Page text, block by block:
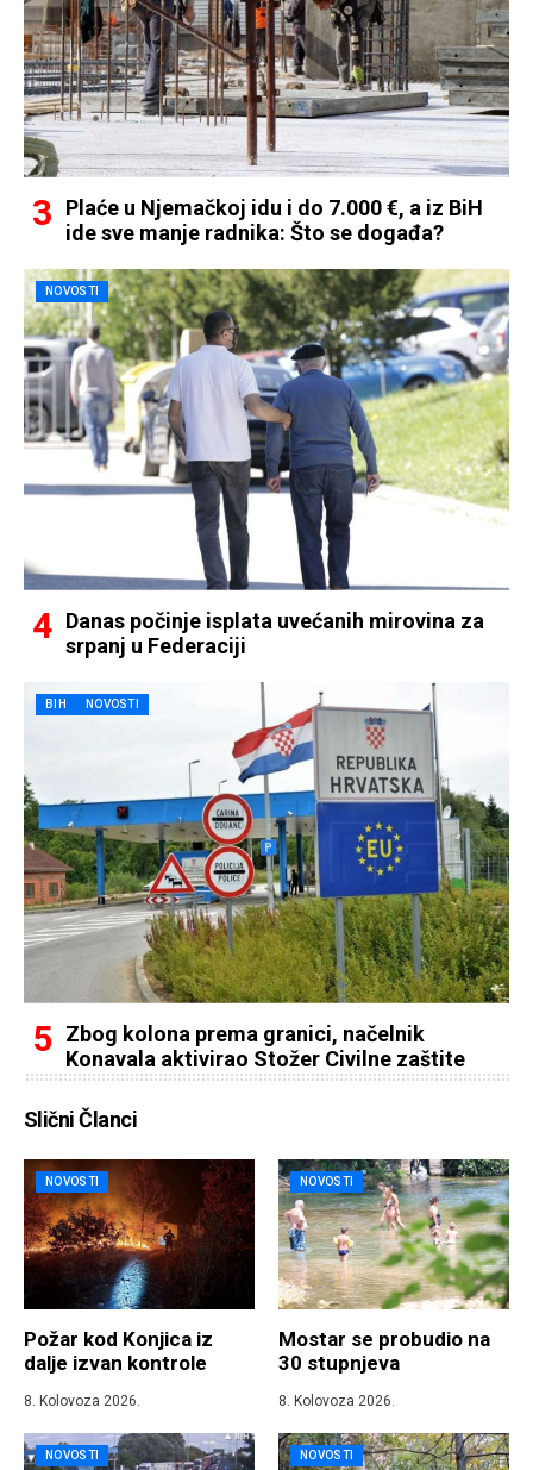
Plaće u Njemačkoj idu i do 7.000 €, a iz BiH
ide sve manje radnika: Što se događa?
NOVOSTI
Danas počinje isplata uvećanih mirovina za
srpanj u Federaciji
BIH NOVOSTI
Zbog kolona prema granici, načelnik
Konavala aktivirao Stožer Civilne zaštite
Slični Članci
NOVOSTI
Požar kod Konjica iz
dalje izvan kontrole
8. Kolovoza 2026.
NOVOSTI
Mostar se probudio na
30 stupnjeva
8. Kolovoza 2026.
NOVOSTI NOVOSTI